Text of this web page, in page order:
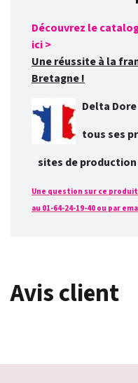
Découvrez le
ici >
Une réussite à la
Bretagne !
Delta
tous ses
sites de
Une question sur ce
au 01-64-24-19-40 ou par
Avis client